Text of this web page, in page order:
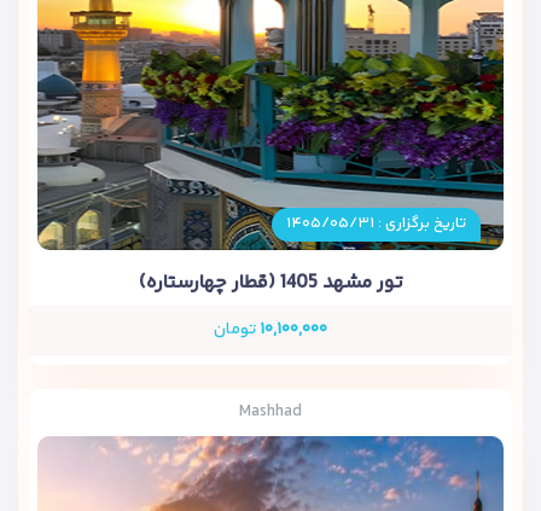
تاریخ برگزاری : ۱۴۰۵/۰۵/۳۱
تور مشهد 1405 (قطار چهارستاره)
۱۰,۱۰۰,۰۰۰تومان
Mashhad